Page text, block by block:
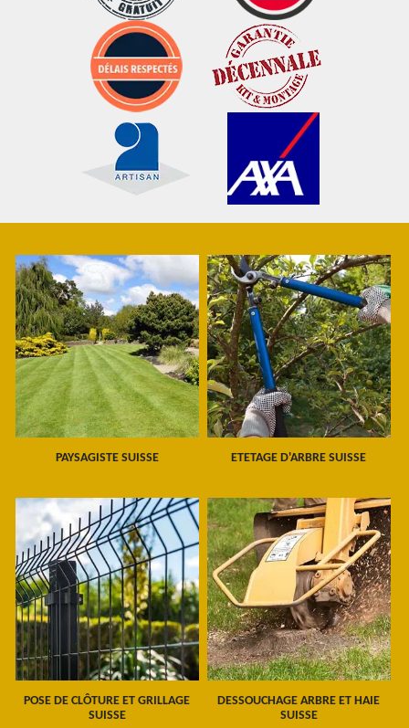
PAYSAGISTE SUISSE ETETAGE D'ARBRE SUISSE
POSE DE CLÔTURE ET GRILLAGE
SUISSE
DESSOUCHAGE ARBRE ET HAIE
SUISSE